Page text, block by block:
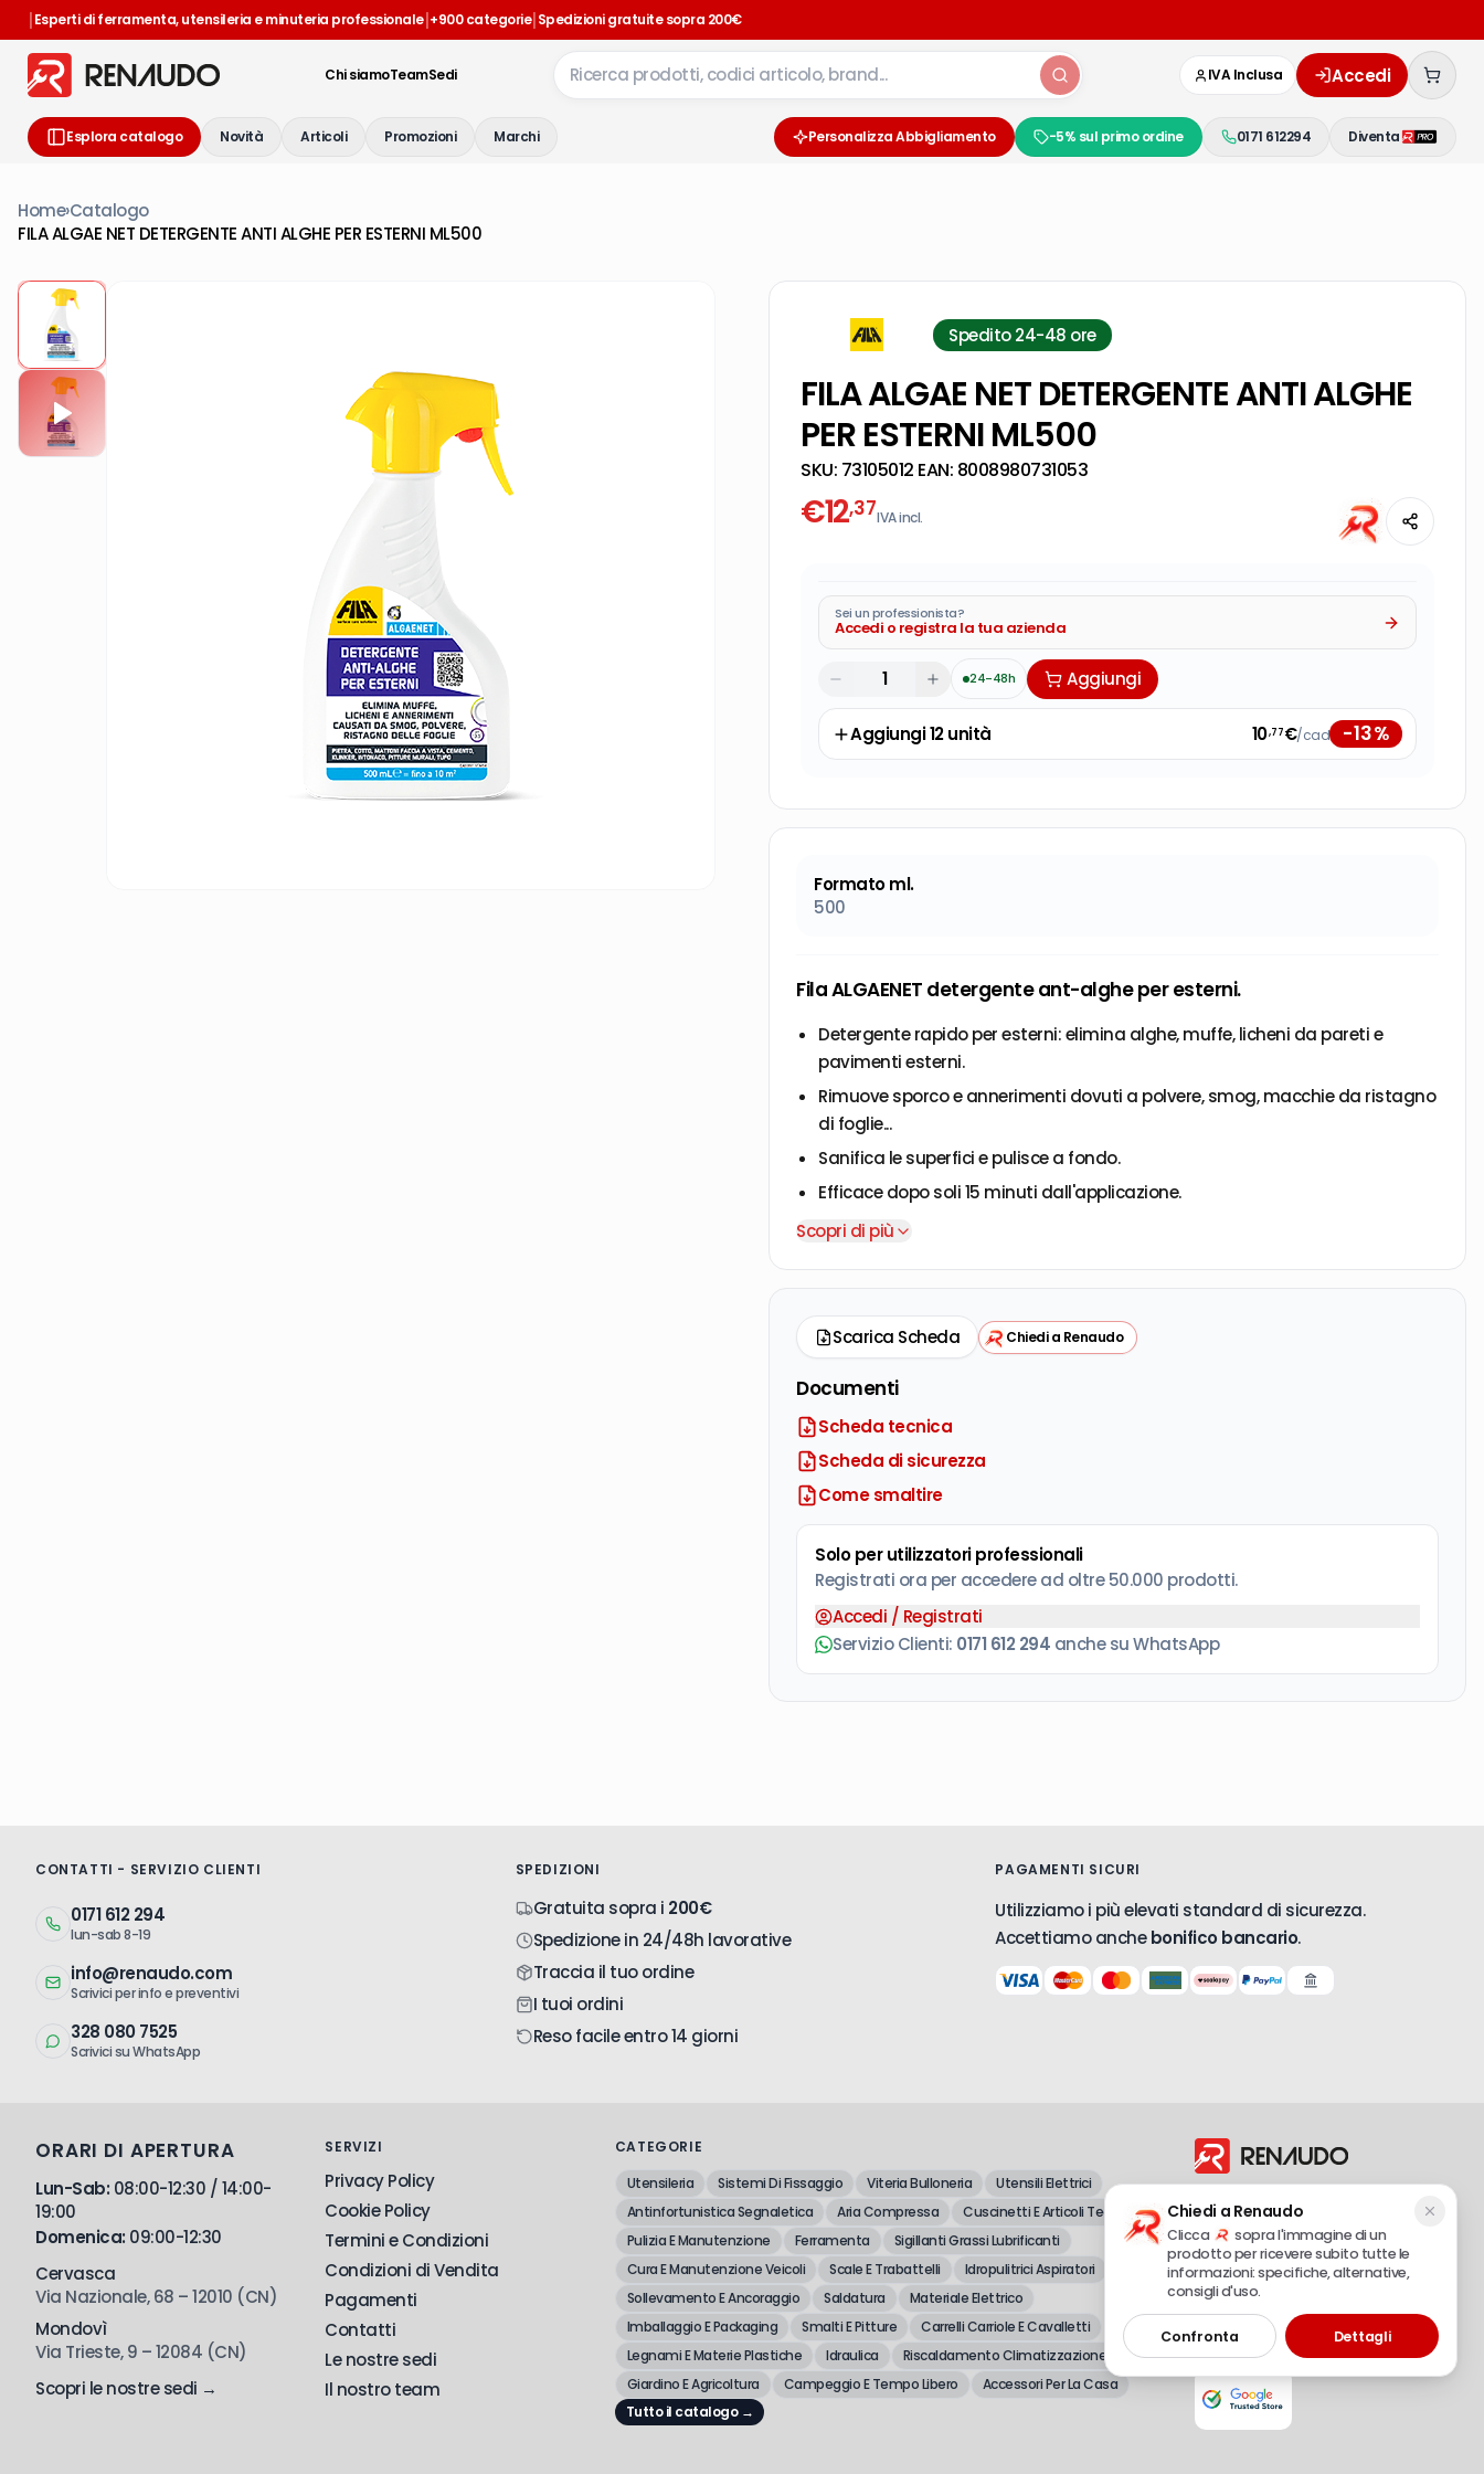
|Esperti di ferramenta, utensileria e minuteria professionale|+900 categorie|Spedizioni gratuite sopra 200€
Chi siamoTeamSedi IVA Inclusa Accedi
Esplora catalogo Novità Articoli Promozioni Marchi Personalizza Abbigliamento -5% sul primo ordine 0171 612294 Diventa
Home›Catalogo
FILA ALGAE NET DETERGENTE ANTI ALGHE PER ESTERNI ML500
Spedito 24-48 ore
FILA ALGAE NET DETERGENTE ANTI ALGHE
PER ESTERNI ML500
SKU: 73105012 EAN: 8008980731053
€12,37IVA incl.
Sei un professionista?
Accedi o registra la tua azienda
24-48h Aggiungi
Aggiungi12unità 10,77€/cad -13%
Formato ml.
500
Fila ALGAENET detergente ant-alghe per esterni.
Detergente rapido per esterni: elimina alghe, muffe, licheni da pareti e
pavimenti esterni.
Rimuove sporco e annerimenti dovuti a polvere, smog, macchie da ristagno
di foglie...
Sanifica le superfici e pulisce a fondo.
Efficace dopo soli 15 minuti dall'applicazione.
Viscosità ideale per applicazione a parete.
Scopri di più
Scarica Scheda Chiedi a Renaudo
Documenti
Scheda tecnica
Scheda di sicurezza
Come smaltire
Solo per utilizzatori professionali
Registrati ora per accedere ad oltre 50.000 prodotti.
Accedi / Registrati
Servizio Clienti: 0171 612 294 anche su WhatsApp
CONTATTI - SERVIZIO CLIENTI
0171 612 294
lun-sab 8-19
info@renaudo.com
Scrivici per info e preventivi
328 080 7525
Scrivici su WhatsApp
SPEDIZIONI
Gratuita sopra i 200€
Spedizione in 24/48h lavorative
Traccia il tuo ordine
I tuoi ordini
Reso facile entro 14 giorni
PAGAMENTI SICURI
Utilizziamo i più elevati standard di sicurezza.
Accettiamo anchebonifico bancario.
ORARI DI APERTURA
Lun-Sab: 08:00-12:30 / 14:00-
19:00
Domenica: 09:00-12:30
Cervasca
Via Nazionale, 68 – 12010 (CN)
Mondovì
Via Trieste, 9 – 12084 (CN)
Scopri le nostre sedi →
SERVIZI
Privacy Policy
Cookie Policy
Termini e Condizioni
Condizioni di Vendita
Pagamenti
Contatti
Le nostre sedi
Il nostro team
CATEGORIE
Utensileria
Sistemi Di Fissaggio Viteria Bulloneria
Utensili Elettrici
Antinfortunistica Segnaletica
Aria Compressa
Cuscinetti E Articoli Tecnici
Pulizia E Manutenzione
Ferramenta
Sigillanti Grassi Lubrificanti
Cura E Manutenzione Veicoli
Scale E Trabattelli
Idropulitrici Aspiratori
Sollevamento E Ancoraggio
Saldatura
Materiale Elettrico
Imballaggio E Packaging
Smalti E Pitture
Carrelli Carriole E Cavalletti
Legnami E Materie Plastiche
Idraulica
Riscaldamento Climatizzazione
Giardino E Agricoltura
Campeggio E Tempo Libero
Accessori Per La Casa
Tutto il catalogo →
dettaglio di attrezzature professionali e
fai-da-te.
Renaudo S.r.l.
P.IVA 02490720048 – REA CN-179558
© 2025 Tutti i diritti riservati
Chiedi a Renaudo
Clicca
sopra l'immagine di un
prodotto per ricevere subito tutte le
informazioni: specifiche, alternative,
consigli d'uso.
Confronta Dettagli